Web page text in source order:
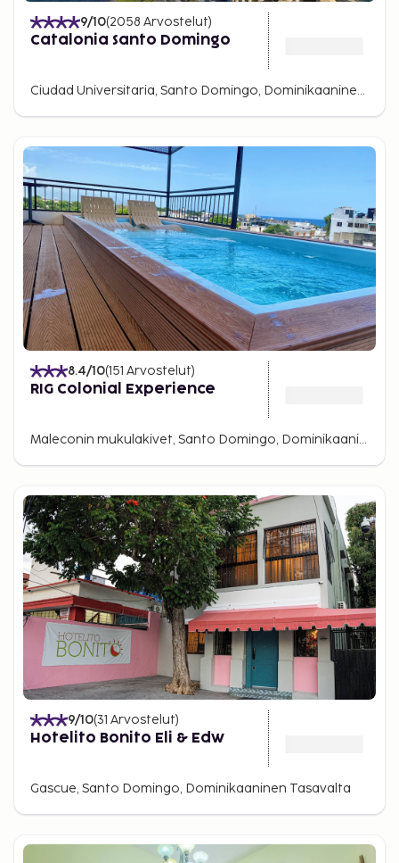
9/10(2058 Arvostelut)
Catalonia Santo Domingo
Ciudad Universitaria, Santo Domingo, Dominikaaninen tasavalta
8.4/10(151 Arvostelut)
RIG Colonial Experience
Maleconin mukulakivet, Santo Domingo, Dominikaaninen tasavalta
9/10(31 Arvostelut)
Hotelito Bonito Eli & Edw
Gascue, Santo Domingo, Dominikaaninen Tasavalta